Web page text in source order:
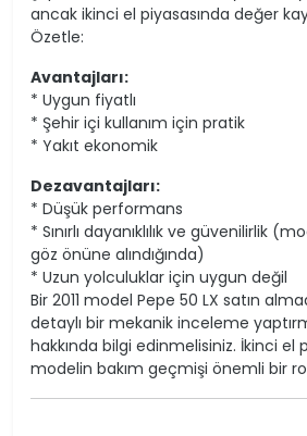
ancak ikinci el piyasasında değer
Özetle:
Avantajları:
* Uygun fiyatlı
* Şehir içi kullanım için pratik
* Yakıt ekonomik
Dezavantajları:
* Düşük performans
* Sınırlı dayanıklılık ve güvenilirlik
göz önüne alındığında)
* Uzun yolculuklar için uygun değil
Bir 2011 model Pepe 50 LX satın
detaylı bir mekanik inceleme
hakkında bilgi edinmelisiniz. İkinci el
modelin bakım geçmişi önemli bir